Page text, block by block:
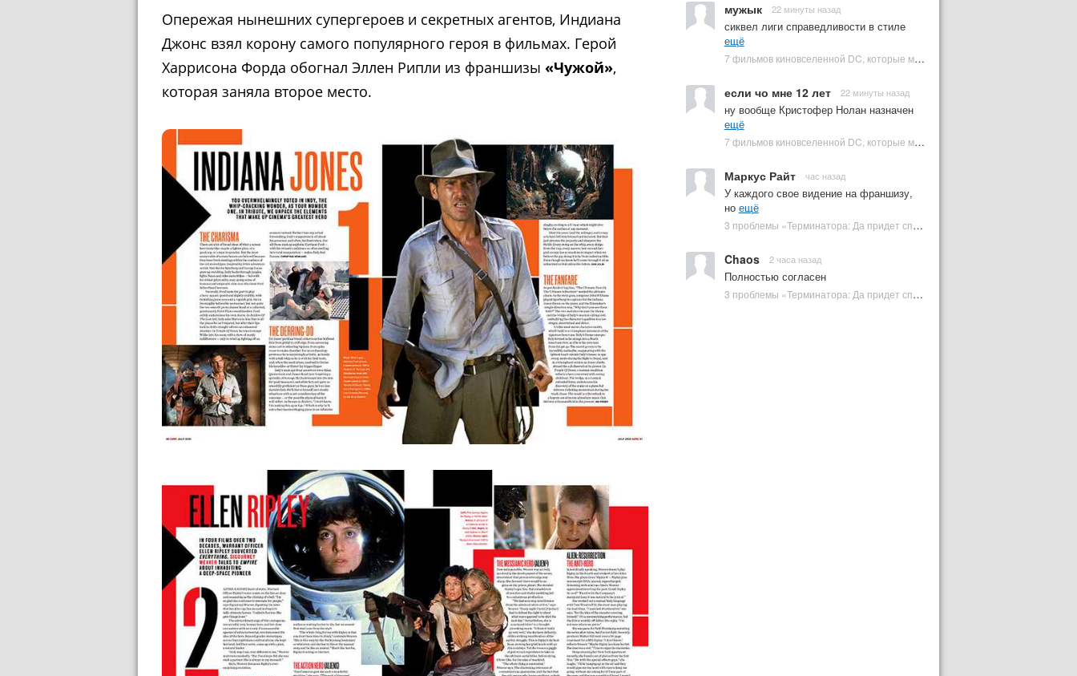
мужык 22 минуты назад
сиквел лиги справедливости в стиле
ещё
7 фильмов киновселенной DC, которые может снять Зак Снайдер | Plugged In Ru
если чо мне 12 лет 22 минуты назад
ну вообще Кристофер Нолан назначен
ещё
7 фильмов киновселенной DC, которые может снять Зак Снайдер | Plugged In Ru
Маркус Райт час назад
У каждого свое видение на франшизу,
но ещё
3 проблемы «Терминатора: Да придет спаситель», которые испортили фильм | Plugged In Ru
Chaos 2 часа назад
Полностью согласен
3 проблемы «Терминатора: Да придет спаситель», которые испортили фильм | Plugged In Ru
Опережая нынешних супергероев и секретных агентов, Индиана
Джонс взял корону самого популярного героя в фильмах. Герой
Харрисона Форда обогнал Эллен Рипли из франшизы «Чужой»,
которая заняла второе место.